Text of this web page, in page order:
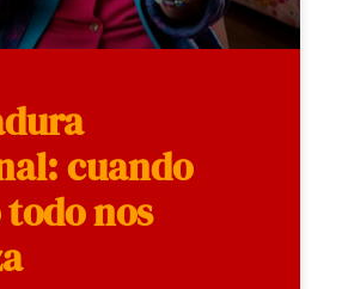
cuando
nos